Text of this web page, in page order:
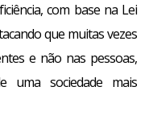
com base na Lei
que muitas vezes
e não nas pessoas,
uma sociedade mais